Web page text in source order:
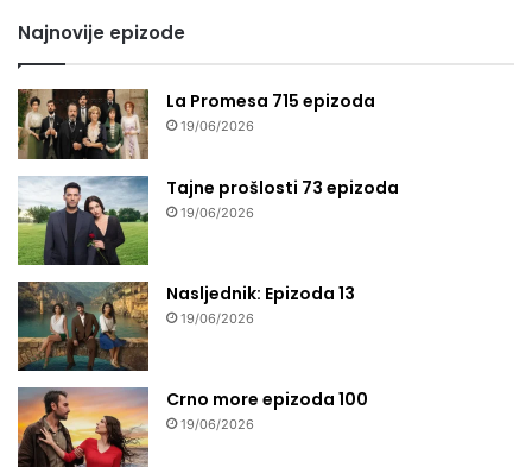
Najnovije epizode
La Promesa 715 epizoda
19/06/2026
Tajne prošlosti 73 epizoda
19/06/2026
Nasljednik: Epizoda 13
19/06/2026
Crno more epizoda 100
19/06/2026